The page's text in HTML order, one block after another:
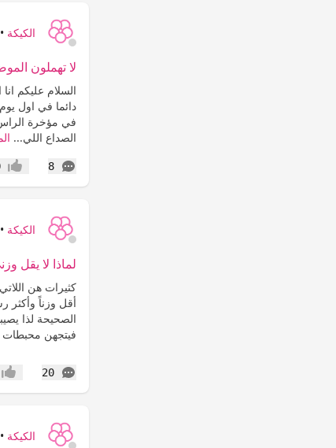
الكيكة •
لا تهملون
السلام عليكم
دائما في اول
في مؤخرة
الصداع اللي...
8
التعليقات إعجاب
الكيكة •
لماذا لا يقل
كثيرات هن
أقل وزناً وأكثر
الصحيحة لذا
فيتجهن محبطات
20
التعليقات
الكيكة •